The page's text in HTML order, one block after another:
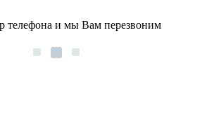
телефона и мы Вам перезвоним